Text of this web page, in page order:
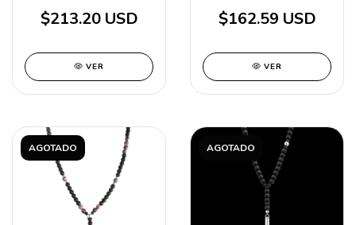
$213.20 USD
VER
$162.59 USD
VER
AGOTADO AGOTADO